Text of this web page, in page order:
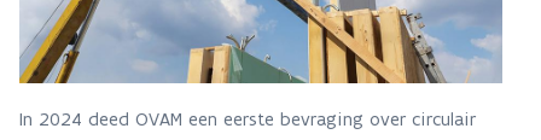
In 2024 deed OVAM een eerste bevraging over circulair